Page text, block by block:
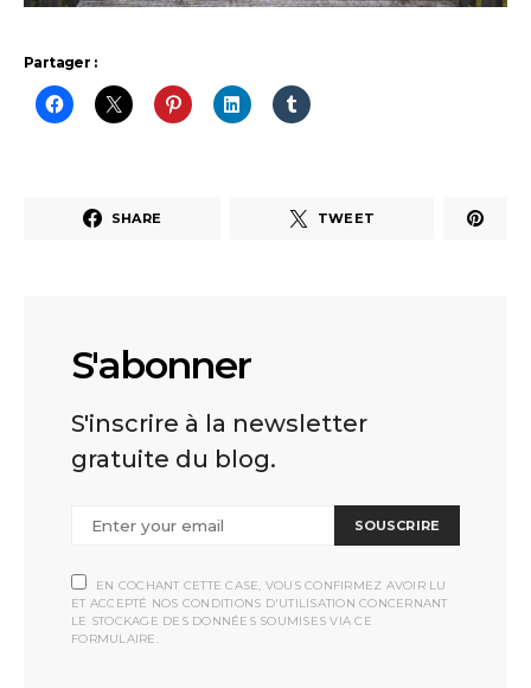
Partager :
SHARE TWEET
S'abonner
S'inscrire à la newsletter
gratuite du blog.
SOUSCRIRE
EN COCHANT CETTE CASE, VOUS CONFIRMEZ AVOIR LU
ET ACCEPTÉ NOS CONDITIONS D'UTILISATION CONCERNANT
LE STOCKAGE DES DONNÉES SOUMISES VIA CE
FORMULAIRE.